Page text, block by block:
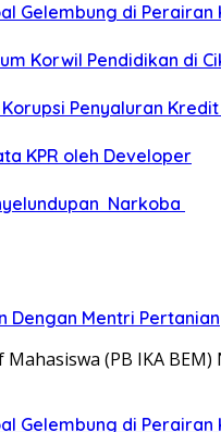
Gelembung di Perairan
Korwil Pendidikan di
Penyaluran Kredit
KPR oleh Developer
Narkoba
Dengan Mentri Pertanian
(PB IKA
Gelembung di Perairan